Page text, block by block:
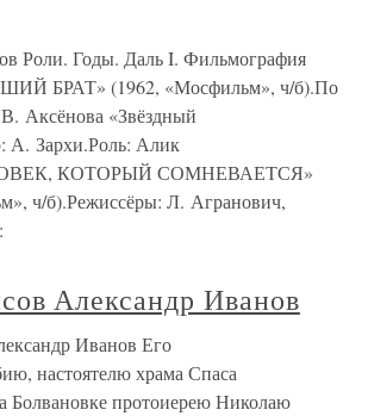
Роли. Годы. Даль I. Фильмография
БРАТ» (1962, «Мосфильм», ч/б).По
Аксёнова «Звёздный
А. Зархи.Роль: Алик
КОТОРЫЙ СОМНЕВАЕТСЯ»
ч/б).Режиссёры: Л. Агранович,
Александр Иванов
Иванов Его
настоятелю храма Спаса
Болвановке протоиерею Николаю